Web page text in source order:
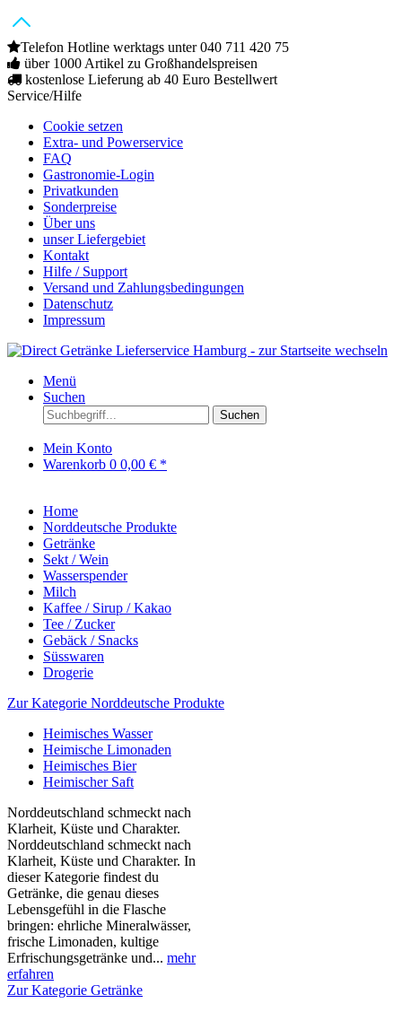
Telefon Hotline werktags unter 040 711 420 75
über 1000 Artikel zu Großhandelspreisen
kostenlose Lieferung ab 40 Euro Bestellwert
Service/Hilfe
Cookie setzen
Extra- und Powerservice
FAQ
Gastronomie-Login
Privatkunden
Sonderpreise
Über uns
unser Liefergebiet
Kontakt
Hilfe / Support
Versand und Zahlungsbedingungen
Datenschutz
Impressum
Menü
Suchen
Suchen
Mein Konto
Warenkorb 0 0,00 € *
Home
Norddeutsche Produkte
Getränke
Sekt / Wein
Wasserspender
Milch
Kaffee / Sirup / Kakao
Tee / Zucker
Gebäck / Snacks
Süsswaren
Drogerie
Zur Kategorie Norddeutsche Produkte
Heimisches Wasser
Heimische Limonaden
Heimisches Bier
Heimischer Saft
Norddeutschland schmeckt nach
Klarheit, Küste und Charakter.
Norddeutschland schmeckt nach
Klarheit, Küste und Charakter. In
dieser Kategorie findest du
Getränke, die genau dieses
Lebensgefühl in die Flasche
bringen: ehrliche Mineralwässer,
frische Limonaden, kultige
Erfrischungsgetränke und... mehr
erfahren
Zur Kategorie Getränke